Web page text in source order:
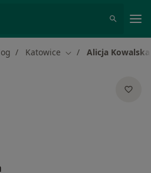
Katowice Zmień miasto
Alicja Kowalska